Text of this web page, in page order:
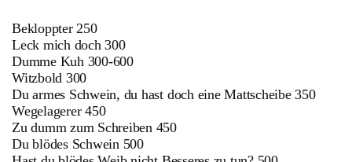
Bekloppter 250
Leck mich doch 300
Dumme Kuh 300-600
Witzbold 300
Du armes Schwein, du hast doch eine Mattscheibe 350
Wegelagerer 450
Zu dumm zum Schreiben 450
Du blödes Schwein 500